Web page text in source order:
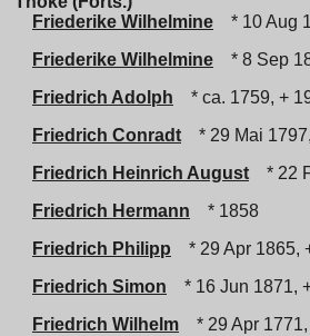
Friederike Wilhelmine
* 10 Aug
Friederike Wilhelmine
* 8 Sep
Friedrich Adolph
* ca. 1759, +
Friedrich Conradt
* 29 Mai
Friedrich Heinrich August
* 22
Friedrich Hermann
* 1858
Friedrich Philipp
* 29 Apr 1865,
Friedrich Simon
* 16 Jun 1871,
Friedrich Wilhelm
* 29 Apr